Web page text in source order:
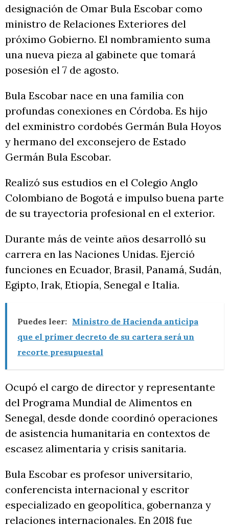
designación de Omar Bula Escobar como
ministro de Relaciones Exteriores del
próximo Gobierno. El nombramiento suma
una nueva pieza al gabinete que tomará
posesión el 7 de agosto.
Bula Escobar nace en una familia con
profundas conexiones en Córdoba. Es hijo
del exministro cordobés Germán Bula Hoyos
y hermano del exconsejero de Estado
Germán Bula Escobar.
Realizó sus estudios en el Colegio Anglo
Colombiano de Bogotá e impulso buena parte
de su trayectoria profesional en el exterior.
Durante más de veinte años desarrolló su
carrera en las Naciones Unidas. Ejerció
funciones en Ecuador, Brasil, Panamá, Sudán,
Egipto, Irak, Etiopía, Senegal e Italia.
Puedes leer: Ministro de Hacienda anticipa
que el primer decreto de su cartera será un
recorte presupuestal
Ocupó el cargo de director y representante
del Programa Mundial de Alimentos en
Senegal, desde donde coordinó operaciones
de asistencia humanitaria en contextos de
escasez alimentaria y crisis sanitaria.
Bula Escobar es profesor universitario,
conferencista internacional y escritor
especializado en geopolítica, gobernanza y
relaciones internacionales. En 2018 fue